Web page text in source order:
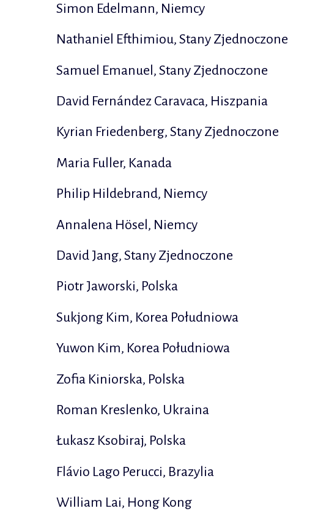
Simon Edelmann, Niemcy
Nathaniel Efthimiou, Stany Zjednoczone
Samuel Emanuel, Stany Zjednoczone
David Fernández Caravaca, Hiszpania
Kyrian Friedenberg, Stany Zjednoczone
Maria Fuller, Kanada
Philip Hildebrand, Niemcy
Annalena Hösel, Niemcy
David Jang, Stany Zjednoczone
Piotr Jaworski, Polska
Sukjong Kim, Korea Południowa
Yuwon Kim, Korea Południowa
Zofia Kiniorska, Polska
Roman Kreslenko, Ukraina
Łukasz Ksobiraj, Polska
Flávio Lago Perucci, Brazylia
William Lai, Hong Kong